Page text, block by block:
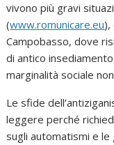
vivono più gravi
(www.romunicare.eu),
Campobasso, dove
di antico
marginalità sociale
Le sfide
leggere perché
sugli automatismi e